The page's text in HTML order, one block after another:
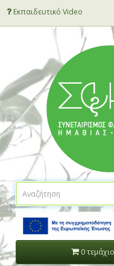
Εκπαιδευτικό Video
0